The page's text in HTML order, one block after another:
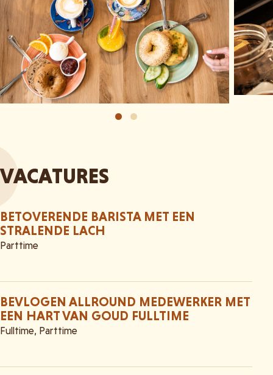
VACATURES
BETOVERENDE BARISTA MET EEN
STRALENDE LACH
Parttime
BEVLOGEN ALLROUND MEDEWERKER MET
EEN HART VAN GOUD FULLTIME
Fulltime, Parttime